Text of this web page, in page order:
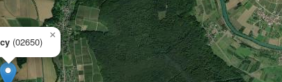
(02650)
×